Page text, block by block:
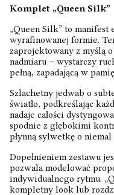
Komplet „Queen Silk”
„Queen Silk” to
wyrafinowanej formie.
zaprojektowany z myślą
nadmiaru – wystarczy
pełną, zapadającą w
Szlachetny jedwab o
światło, podkreślając
nadaje całości
spodnie z głębokimi
płynną sylwetkę o
Dopełnieniem zestawu
pozwala modelować
indywidualnego rytmu.
kompletny look lub